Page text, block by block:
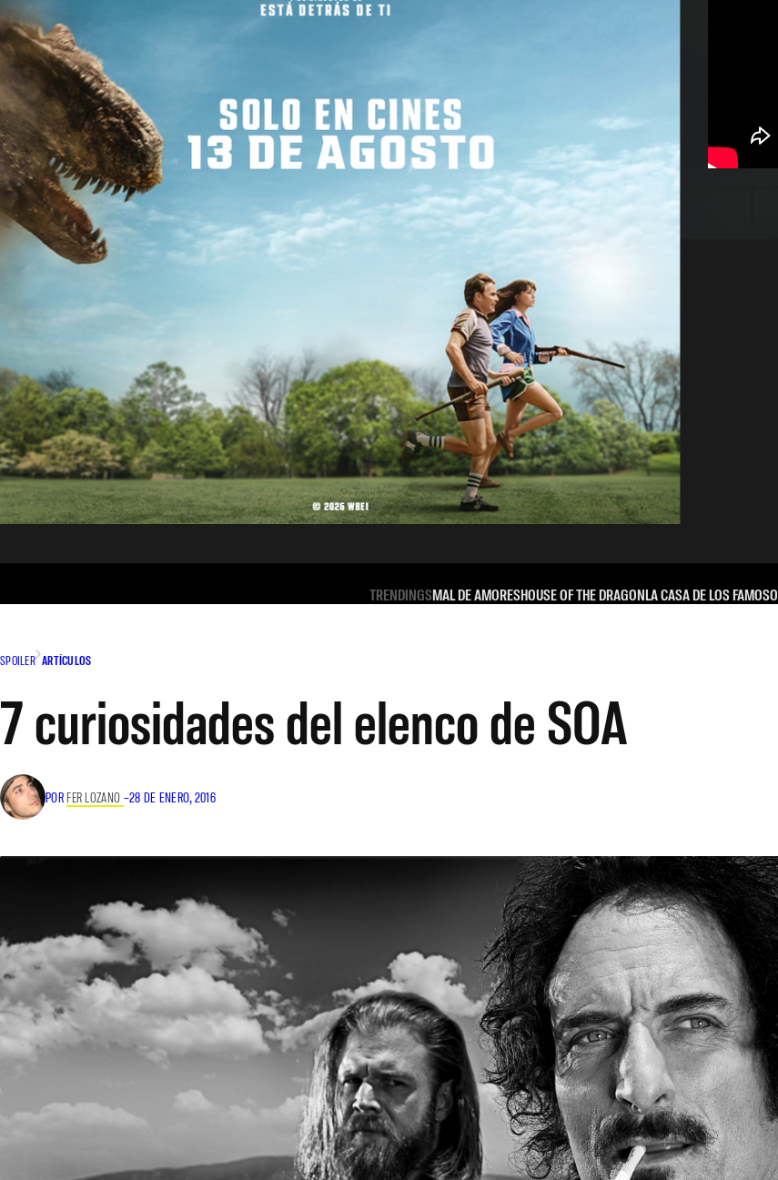
TRENDINGSMAL DE AMORESHOUSE OF THE DRAGONLA CASA DE LOS
SPOILER ARTÍCULOS
7 curiosidades del elenco de SOA
POR FER LOZANO –28 DE ENERO, 2016